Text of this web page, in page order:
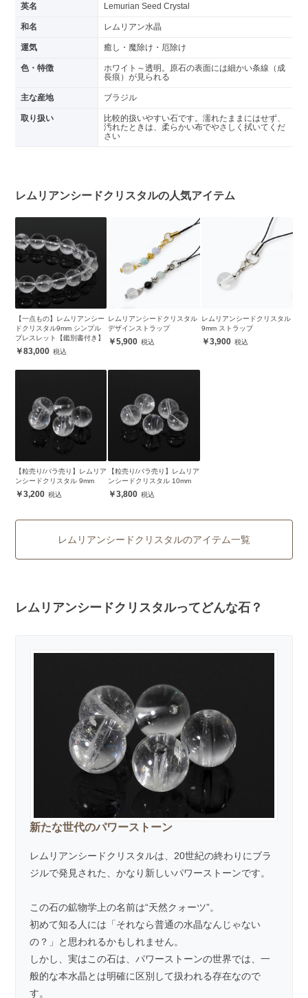
英名 Lemurian Seed Crystal
和名 レムリアン水晶
運気 癒し・魔除け・厄除け
色・特徴
ホワイト～透明。原石の表面には細かい条線（成
長痕）が見られる
主な産地 ブラジル
取り扱い
比較的扱いやすい石です。濡れたままにはせず、
汚れたときは、柔らかい布でやさしく拭いてくだ
さい
レムリアンシードクリスタルの人気アイテム
【一点もの】レムリアンシー
ドクリスタル9mm シンプル
ブレスレット【鑑別書付き】
83,000
レムリアンシードクリスタル
デザインストラップ
5,900
レムリアンシードクリスタル
9mm ストラップ
3,900
【粒売り/バラ売り】レムリア
ンシードクリスタル 9mm
3,200
【粒売り/バラ売り】レムリア
ンシードクリスタル 10mm
3,800
レムリアンシードクリスタルのアイテム一覧
レムリアンシードクリスタルってどんな石？
新たな世代のパワーストーン
レムリアンシードクリスタルは、20世紀の終わりにブラ
ジルで発見された、かなり新しいパワーストーンです。
この石の鉱物学上の名前は“天然クォーツ”。
初めて知る人には「それなら普通の水晶なんじゃない
の？」と思われるかもしれません。
しかし、実はこの石は、パワーストーンの世界では、一
般的な本水晶とは明確に区別して扱われる存在なので
す。